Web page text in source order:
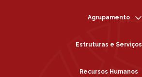
Agrupamento
Estruturas e Serviços
Recursos Humanos